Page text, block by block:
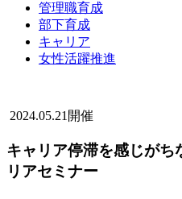
管理職育成
部下育成
キャリア
女性活躍推進
2024.05.21開催
キャリア停滞を感じがち
リアセミナー